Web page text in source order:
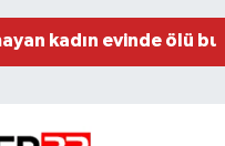
kadın evinde ölü